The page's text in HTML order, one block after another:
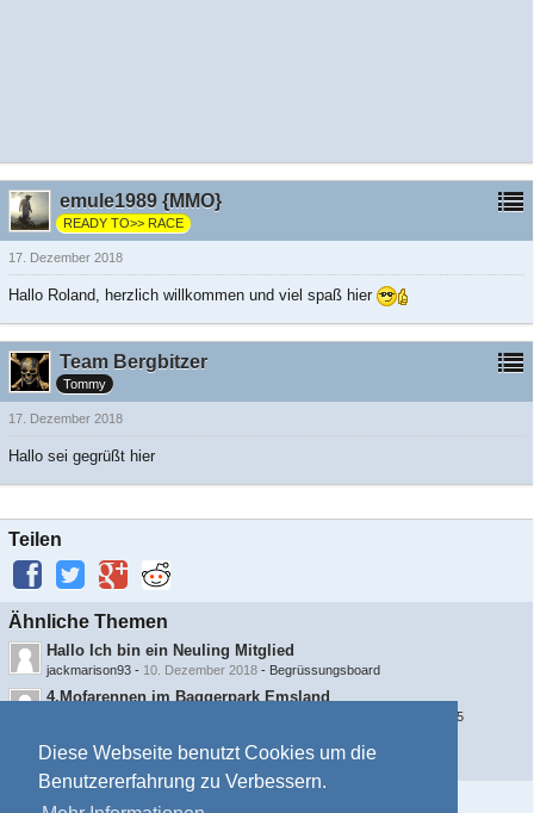
Diese Webseite benutzt Cookies um die
Benutzererfahrung zu Verbessern.
emule1989 {MMO}
READY TO>> RACE
17. Dezember 2018
Hallo Roland, herzlich willkommen und viel spaß hier
Team Bergbitzer
Tommy
17. Dezember 2018
Hallo sei gegrüßt hier
Teilen
Ähnliche Themen
Hallo Ich bin ein Neuling Mitglied
jackmarison93 - 10. Dezember 2018 - Begrüssungsboard
4.Mofarennen im Baggerpark Emsland
Mofarennen Termine 2026 und 2025
Hallo Ich bin ein Neuling Mitglied
harrykane140693-8. Oktober 2018-Begrüssungsboard